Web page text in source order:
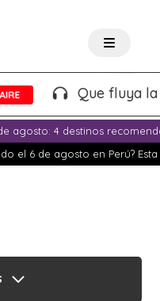
Que fluya la tarde! -
agosto: 4 destinos
el 6 de agosto en Perú?